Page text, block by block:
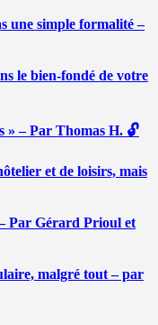
une simple formalité –
le bien-fondé de votre
» – Par Thomas H. 🔓
et de loisirs, mais
Par Gérard Prioul et
malgré tout – par